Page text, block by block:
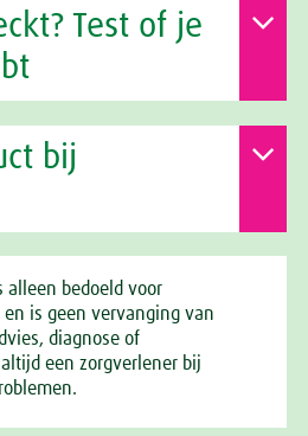
Test of je
bij
alleen bedoeld voor
is geen vervanging van
diagnose of
een zorgverlener bij